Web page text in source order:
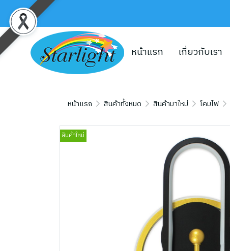
หน้าแรก เกี่ยวกับเรา
หน้าแรก สินค้าทั้งหมด สินค้ามาใหม่ โคมไฟ
สินค้าใหม่